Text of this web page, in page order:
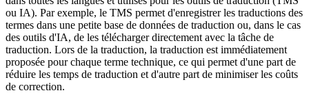
ou IA). Par exemple, le TMS permet d'enregistrer les traductions des
termes dans une petite base de données de traduction ou, dans le cas
des outils d'IA, de les télécharger directement avec la tâche de
traduction. Lors de la traduction, la traduction est immédiatement
proposée pour chaque terme technique, ce qui permet d'une part de
réduire les temps de traduction et d'autre part de minimiser les coûts
de correction.